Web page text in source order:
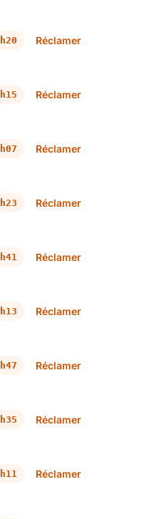
Réclamer
Réclamer
Réclamer
Réclamer
Réclamer
Réclamer
Réclamer
Réclamer
Réclamer